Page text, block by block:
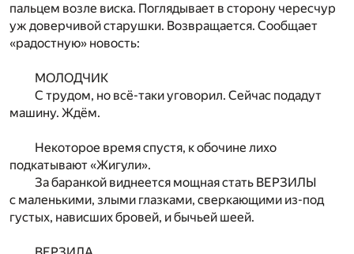
пальцем возле виска. Поглядывает в сторону чересчур
уж доверчивой старушки. Возвращается. Сообщает
«радостную» новость:
МОЛОДЧИК
С трудом, но всё-таки уговорил. Сейчас подадут
машину. Ждём.
Некоторое время спустя, к обочине лихо
подкатывают «Жигули».
За баранкой виднеется мощная стать ВЕРЗИЛЫ
с маленькими, злыми глазками, сверкающими из-под
густых, нависших бровей, и бычьей шеей.